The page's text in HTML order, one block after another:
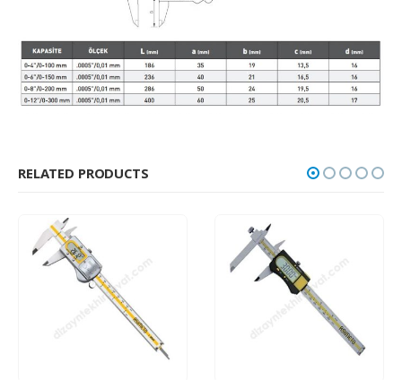
RELATED PRODUCTS